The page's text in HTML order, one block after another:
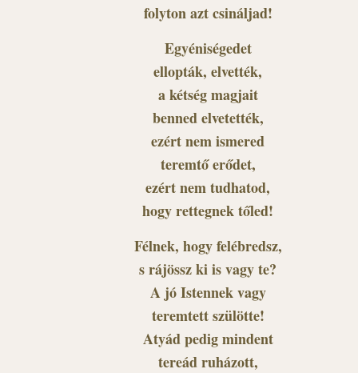
folyton azt csináljad!
Egyéniségedet
ellopták, elvették,
a kétség magjait
benned elvetették,
ezért nem ismered
teremtő erődet,
ezért nem tudhatod,
hogy rettegnek tőled!
Félnek, hogy felébredsz,
s rájössz ki is vagy te?
A jó Istennek vagy
teremtett szülötte!
Atyád pedig mindent
tereád ruházott,